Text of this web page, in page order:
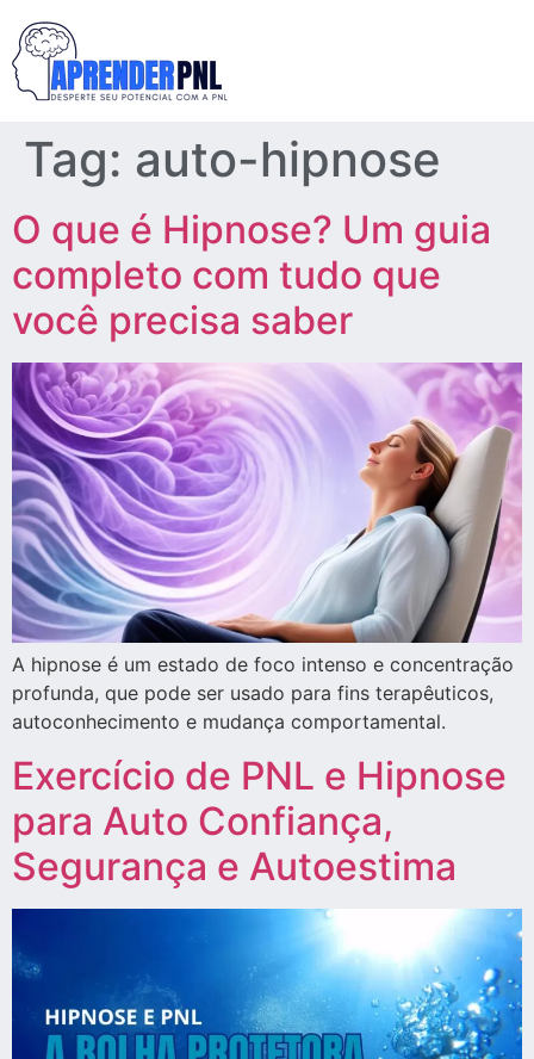
Tag: auto-hipnose
O que é Hipnose? Um guia
completo com tudo que
você precisa saber
A hipnose é um estado de foco intenso e concentração
profunda, que pode ser usado para fins terapêuticos,
autoconhecimento e mudança comportamental.
Exercício de PNL e Hipnose
para Auto Confiança,
Segurança e Autoestima